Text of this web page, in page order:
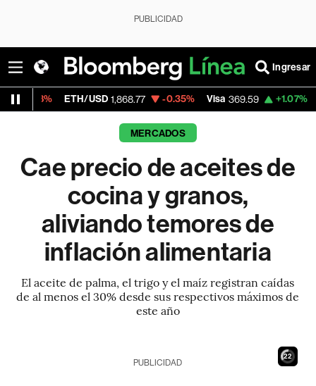
PUBLICIDAD
Ingresar
ETH/USD 1,868.77 -0.35% Visa 369.59 +1.07%
MERCADOS
Cae precio de aceites de
cocina y granos,
aliviando temores de
inflación alimentaria
El aceite de palma, el trigo y el maíz registran caídas
de al menos el 30% desde sus respectivos máximos de
este año
21
PUBLICIDAD